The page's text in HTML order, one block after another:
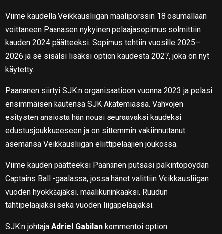
Viime kaudella Veikkausliigan maalipörssin 18 osumallaan
voittaneen Paanasen nykyinen pelaajasopimus solmittiin
kauden 2024 päätteeksi. Sopimus tehtiin vuosille 2025–
2026 ja se sisälsi lisäksi option kaudesta 2027, joka on nyt
käytetty.
Paananen siirtyi SJK:n organisaatioon vuonna 2023 ja pelasi
ensimmäisen kautensa SJK Akatemiassa. Vahvojen
esitysten ansiosta hän nousi seuraavaksi kaudeksi
edustusjoukkueeseen ja on sittemmin vakiinnuttanut
asemansa Veikkausliigan eliittipelaajien joukossa.
Viime kauden päätteeksi Paananen putsasi palkintopöydän
Captains Ball -gaalassa, jossa hänet valittiin Veikkausliigan
vuoden hyökkääjäksi, maalikuninkaaksi, Ruudun
tähtipelaajaksi sekä vuoden liigapelaajaksi.
SJK:n johtajaAdriel Gabilan kommentoi option